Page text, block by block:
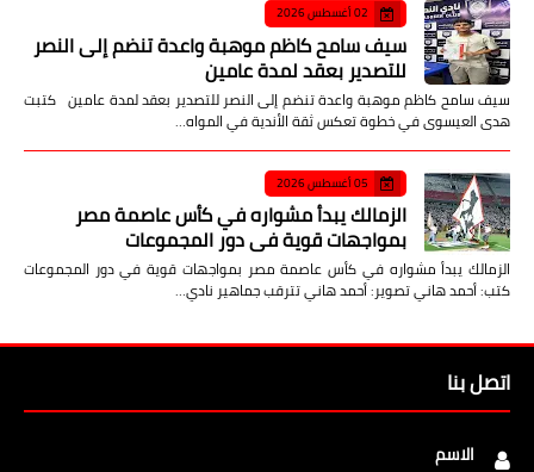
02 أغسطس 2026
سيف سامح كاظم موهبة واعدة تنضم إلى النصر
للتصدير بعقد لمدة عامين
سيف سامح كاظم موهبة واعدة تنضم إلى النصر للتصدير بعقد لمدة عامين كتبت
هدى العيسوى في خطوة تعكس ثقة الأندية في المواه…
05 أغسطس 2026
الزمالك يبدأ مشواره في كأس عاصمة مصر
بمواجهات قوية في دور المجموعات
الزمالك يبدأ مشواره في كأس عاصمة مصر بمواجهات قوية في دور المجموعات
كتب: أحمد هاني تصوير: أحمد هاني تترقب جماهير نادي…
اتصل بنا
الاسم